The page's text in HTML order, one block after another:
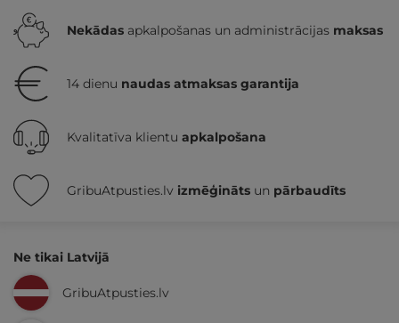
Nekādas apkalpošanas un administrācijas maksas
14 dienu naudas atmaksas garantija
Kvalitatīva klientu apkalpošana
GribuAtpusties.lv izmēģināts un pārbaudīts
Ne tikai Latvijā
GribuAtpusties.lv